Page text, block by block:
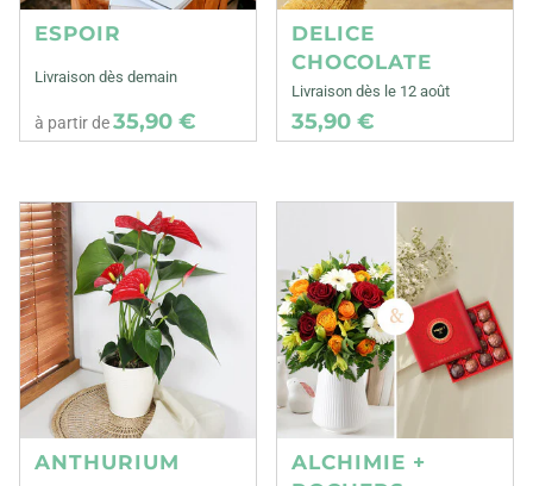
ESPOIR
Livraison dès demain
à partir de35,90 €
DELICE
CHOCOLATE
Livraison dès le 12 août
35,90 €
ANTHURIUM
ALCHIMIE +